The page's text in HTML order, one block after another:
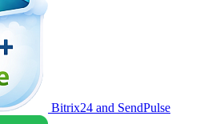
Bitrix24 and SendPulse